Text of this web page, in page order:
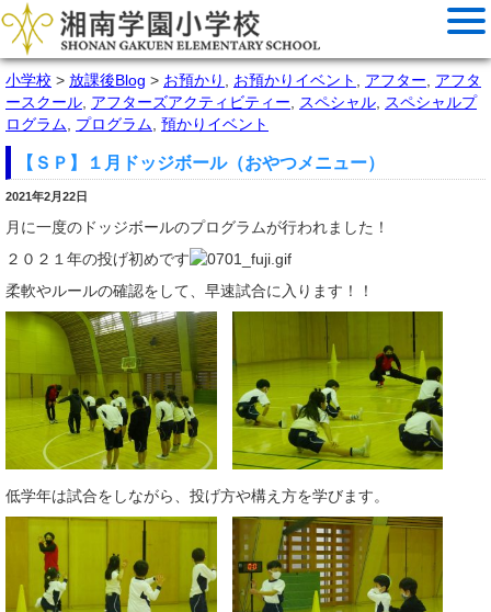
小学校 > 放課後Blog > お預かり お預かりイベント アフター
アフタ
ースクール アフターズアクティビティー スペシャル
スペシャルプ
ログラム
プログラム 預かりイベント
【ＳＰ】１月ドッジボール（おやつメニュー）
2021年2月22日
月に一度のドッジボールのプログラムが行われました！
２０２１年の投げ初めです
柔軟やルールの確認をして、早速試合に入ります！！
低学年は試合をしながら、投げ方や構え方を学びます。